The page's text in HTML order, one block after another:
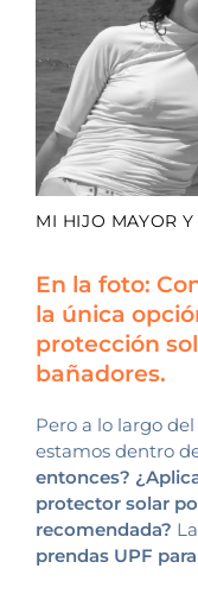
MI HIJO MAYOR
En la foto:
la única
protección
bañadores.
Pero a lo largo
estamos dentro
entonces?
protector solar
recomendada?
prendas UPF